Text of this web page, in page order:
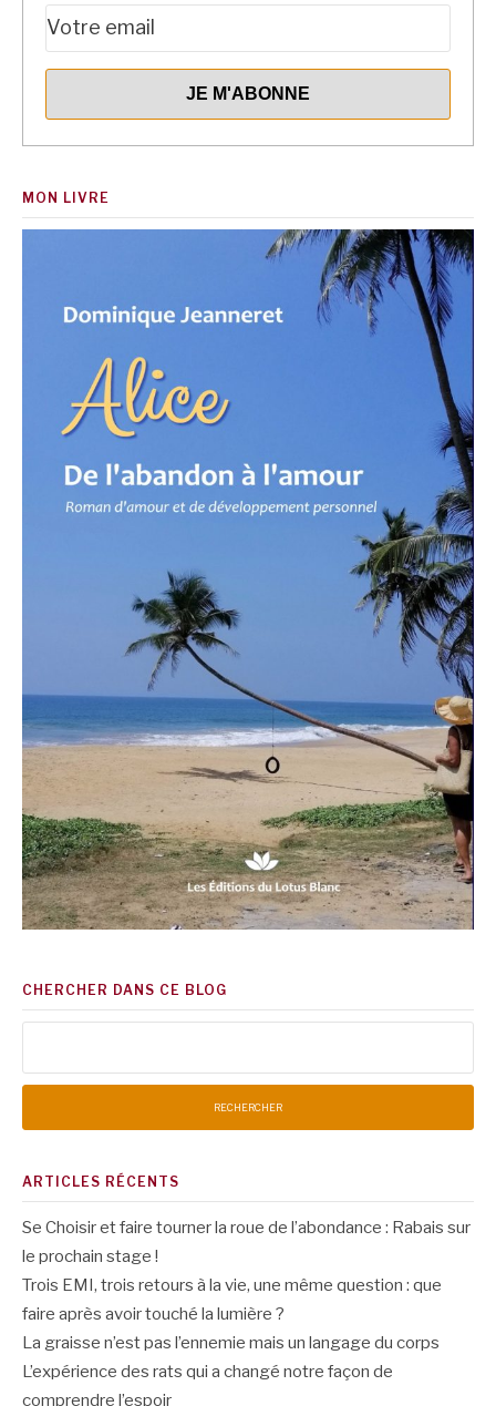
MON LIVRE
CHERCHER DANS CE BLOG
ARTICLES RÉCENTS
Se Choisir et faire tourner la roue de l’abondance : Rabais sur
le prochain stage !
Trois EMI, trois retours à la vie, une même question : que
faire après avoir touché la lumière ?
La graisse n’est pas l’ennemie mais un langage du corps
L’expérience des rats qui a changé notre façon de
comprendre l’espoir